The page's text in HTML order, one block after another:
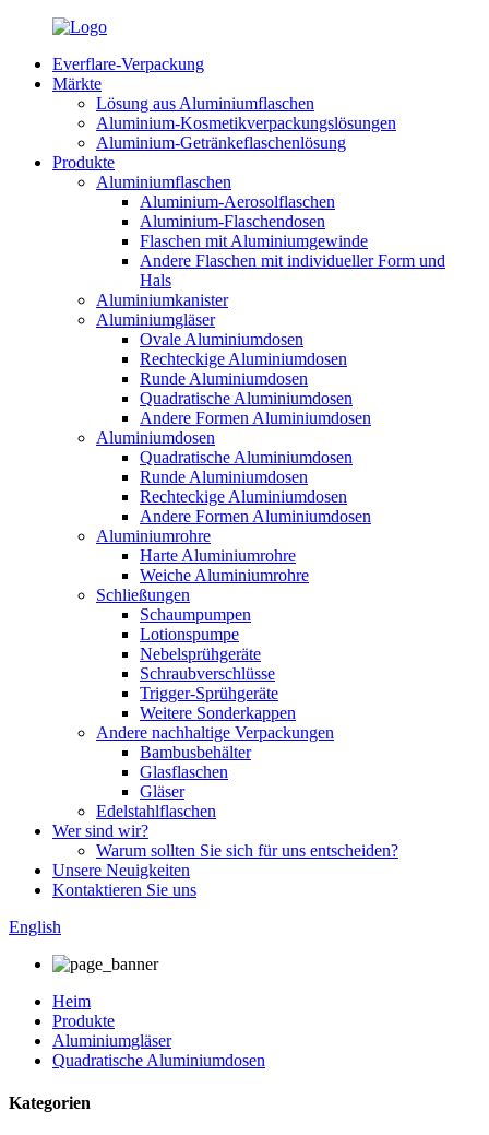
Everflare-Verpackung
Märkte
Lösung aus Aluminiumflaschen
Aluminium-Kosmetikverpackungslösungen
Aluminium-Getränkeflaschenlösung
Produkte
Aluminiumflaschen
Aluminium-Aerosolflaschen
Aluminium-Flaschendosen
Flaschen mit Aluminiumgewinde
Andere Flaschen mit individueller Form und
Hals
Aluminiumkanister
Aluminiumgläser
Ovale Aluminiumdosen
Rechteckige Aluminiumdosen
Runde Aluminiumdosen
Quadratische Aluminiumdosen
Andere Formen Aluminiumdosen
Aluminiumdosen
Quadratische Aluminiumdosen
Runde Aluminiumdosen
Rechteckige Aluminiumdosen
Andere Formen Aluminiumdosen
Aluminiumrohre
Harte Aluminiumrohre
Weiche Aluminiumrohre
Schließungen
Schaumpumpen
Lotionspumpe
Nebelsprühgeräte
Schraubverschlüsse
Trigger-Sprühgeräte
Weitere Sonderkappen
Andere nachhaltige Verpackungen
Bambusbehälter
Glasflaschen
Gläser
Edelstahlflaschen
Wer sind wir?
Warum sollten Sie sich für uns entscheiden?
Unsere Neuigkeiten
Kontaktieren Sie uns
English
Heim
Produkte
Aluminiumgläser
Quadratische Aluminiumdosen
Kategorien